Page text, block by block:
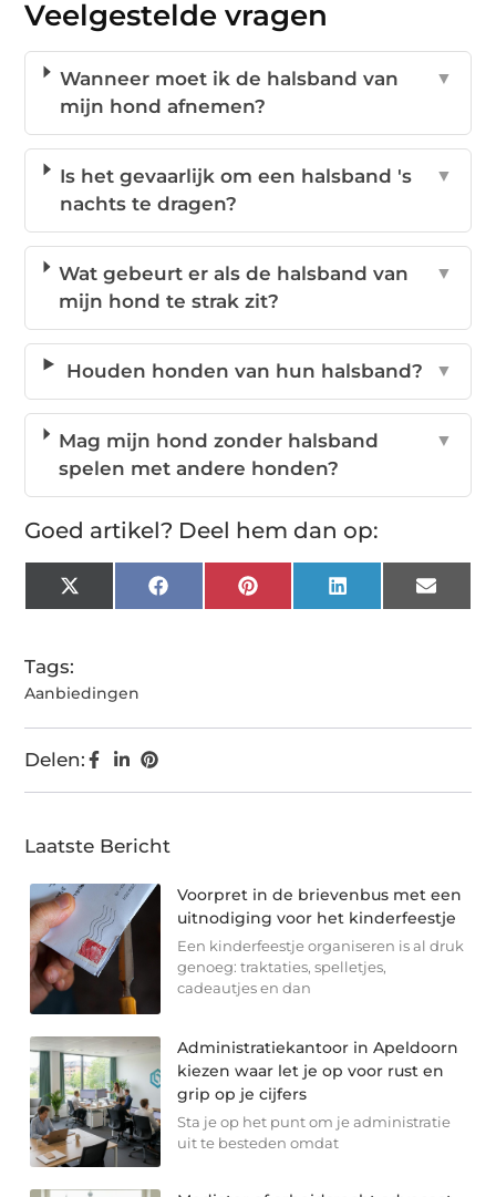
Veelgestelde vragen
Wanneer moet ik de halsband van
mijn hond afnemen?
▼
Is het gevaarlijk om een halsband 's
nachts te dragen?
▼
Wat gebeurt er als de halsband van
mijn hond te strak zit?
▼
Houden honden van hun halsband? ▼
Mag mijn hond zonder halsband
spelen met andere honden?
▼
Goed artikel? Deel hem dan op:
X
(Twitter)
FacebookPinterest LinkedIn Email
Tags:
Aanbiedingen
Delen:
Laatste Bericht
Voorpret in de brievenbus met een
uitnodiging voor het kinderfeestje
Een kinderfeestje organiseren is al druk
genoeg: traktaties, spelletjes,
cadeautjes en dan
Administratiekantoor in Apeldoorn
kiezen waar let je op voor rust en
grip op je cijfers
Sta je op het punt om je administratie
uit te besteden omdat